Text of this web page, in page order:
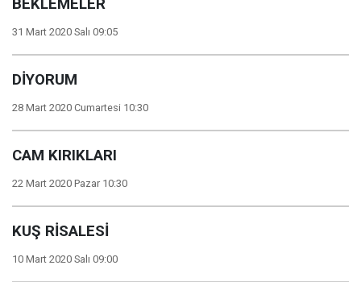
BEKLEMELER
31 Mart 2020 Salı 09:05
DİYORUM
28 Mart 2020 Cumartesi 10:30
CAM KIRIKLARI
22 Mart 2020 Pazar 10:30
KUŞ RİSALESİ
10 Mart 2020 Salı 09:00